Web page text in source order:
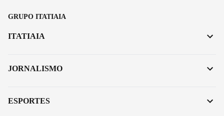
GRUPO ITATIAIA
ITATIAIA
JORNALISMO
ESPORTES